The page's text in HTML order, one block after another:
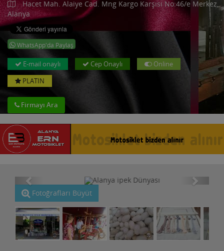
Hacet Mah. Alaiye Cad. Mng Kargo Karşısı No:46/e Merkez,
Alanya
WhatsApp'da Paylaş
E-mail onaylı Cep Onaylı
Online
PLATIN
Firmayı Ara
Fotoğrafları Büyüt